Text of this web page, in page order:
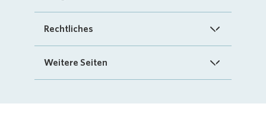
Investoren
Presse
FAQ
„Mein Vonovia“ App
Mein Zuhause
Rechtliches
Impressum
Weitere Seiten